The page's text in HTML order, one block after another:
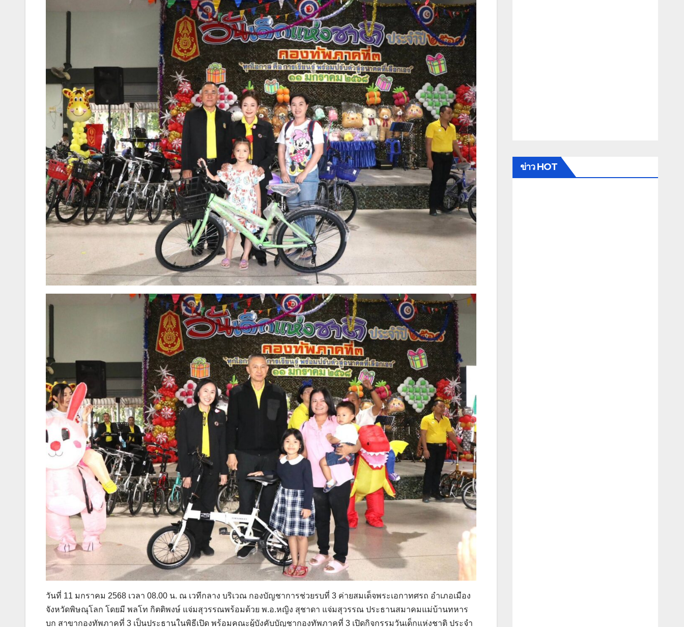
วันที่ 11 มกราคม 2568 เวลา 08.00 น. ณ เวทีกลาง บริเวณ กองบัญชาการช่วยรบที่ 3 ค่ายสมเด็จพระเอกาทศรถ อำเภอเมือง
จังหวัดพิษณุโลก โดยมี พลโท กิตติพงษ์ แจ่มสุวรรณพร้อมด้วย พ.อ.หญิง สุชาดา แจ่มสุวรรณ ประธานสมาคมแม่บ้านทหาร
บก สาขากองทัพภาคที่ 3 เป็นประธานในพิธีเปิด พร้อมคณะผู้บังคับบัญชากองทัพภาคที่ 3 เปิดกิจกรรมวันเด็กแห่งชาติ ประจำ
ข่าว HOT